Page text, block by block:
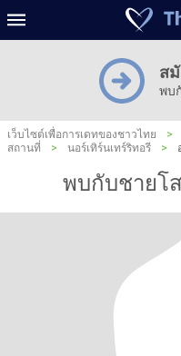
ส
พบ
เว็บไซต์เพื่อการเดทของชาวไทย >
สถานที่
> นอร์เทิร์นเทร์ริทอรี >
พบกับชายโ